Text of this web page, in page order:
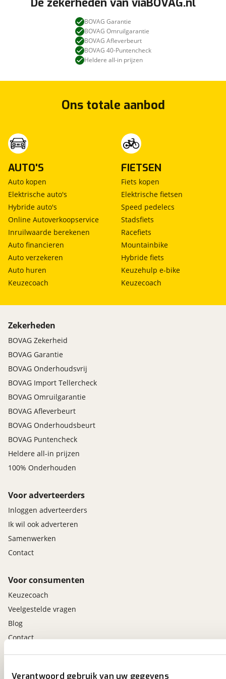
Verantwoord gebruik van uw gegevens
De zekerheden van viaBOVAG.nl
BOVAG Garantie
BOVAG Omruilgarantie
BOVAG Afleverbeurt
BOVAG 40-Puntencheck
Heldere all-in prijzen
Ons totale aanbod
AUTO'S
Auto kopen
Elektrische auto's
Hybride auto's
Online Autoverkoopservice
Inruilwaarde berekenen
Auto financieren
Auto verzekeren
Auto huren
Keuzecoach
FIETSEN
Fiets kopen
Elektrische fietsen
Speed pedelecs
Stadsfiets
Racefiets
Mountainbike
Hybride fiets
Keuzehulp e-bike
Keuzecoach
Zekerheden
BOVAG Zekerheid
BOVAG Garantie
BOVAG Onderhoudsvrij
BOVAG Import Tellercheck
BOVAG Omruilgarantie
BOVAG Afleverbeurt
BOVAG Onderhoudsbeurt
BOVAG Puntencheck
Heldere all-in prijzen
100% Onderhouden
Voor adverteerders
Inloggen adverteerders
Ik wil ook adverteren
Samenwerken
Contact
Voor consumenten
Keuzecoach
Veelgestelde vragen
Blog
Contact